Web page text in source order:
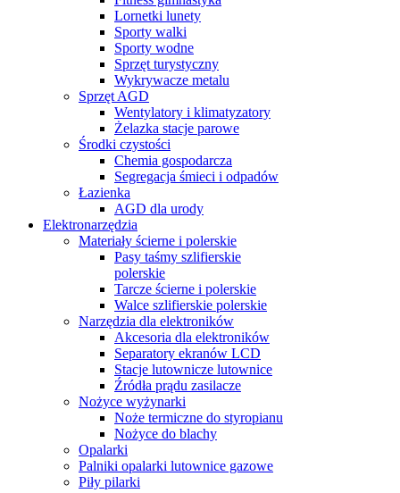
Lornetki lunety
Sporty walki
Sporty wodne
Sprzęt turystyczny
Wykrywacze metalu
Sprzęt AGD
Wentylatory i klimatyzatory
Żelazka stacje parowe
Środki czystości
Chemia gospodarcza
Segregacja śmieci i odpadów
Łazienka
AGD dla urody
Elektronarzędzia
Materiały ścierne i polerskie
Pasy taśmy szlifierskie
polerskie
Tarcze ścierne i polerskie
Walce szlifierskie polerskie
Narzędzia dla elektroników
Akcesoria dla elektroników
Separatory ekranów LCD
Stacje lutownicze lutownice
Źródła prądu zasilacze
Nożyce wyżynarki
Noże termiczne do styropianu
Nożyce do blachy
Opalarki
Palniki opalarki lutownice gazowe
Piły pilarki